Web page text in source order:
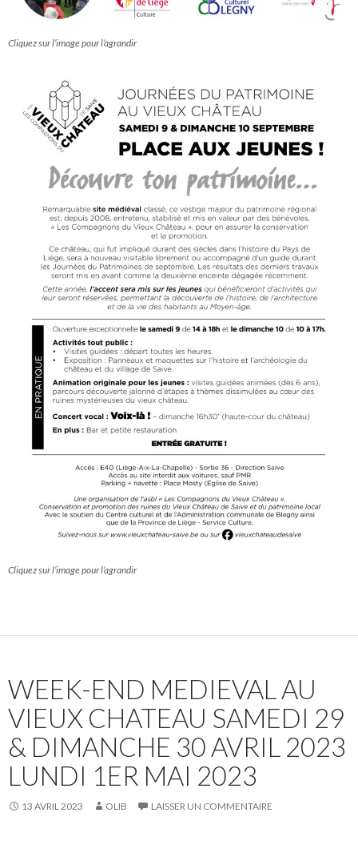
Cliquez sur l’image pour l’agrandir
Cliquez sur l’image pour l’agrandir
WEEK-END MEDIEVAL AU
VIEUX CHATEAU SAMEDI 29
& DIMANCHE 30 AVRIL 2023
LUNDI 1ER MAI 2023
13 AVRIL 2023 OLIB LAISSER UN COMMENTAIRE